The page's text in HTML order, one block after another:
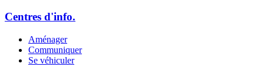
Centres d'info.
Aménager
Communiquer
Se véhiculer